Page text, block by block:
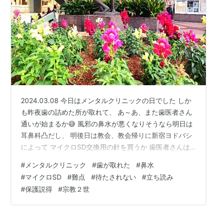
2024.03.08 今日はメンタルクリニックの日でした しか
も昨夜歯の詰めた所が取れて、 あ～あ、また歯医者さん
通いが始まるか😅 風邪の鼻水が悪くなりそうなら明日は
耳鼻科凸だし、 明後日は教会、教会帰りに新宿ヨドバシ
によって マイクロSD交換用の針を買うか 歯医者さんは
キツキツ。 メンタルはこの１カ月安定状態。 前回は腹立
つと同時に 胸の神経の痛みでレスキュー飲んでたけど 予
想どおり治まったしいつもの薬でOKでした クリニックも
近くの薬局も居心地満点 難点難は何かってそうですなあ
# メンタルクリニック #歯が取れた #鼻水
#マイクロSD #難点 #待たされない #立ち読み
#保護説得 #宗教２世